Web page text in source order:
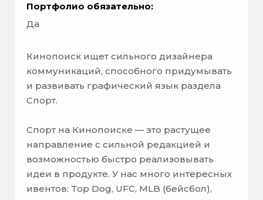
Портфолио обязательно:
Да
Кинопоиск ищет сильного дизайнера
коммуникаций, способного придумывать
и развивать графический язык раздела
Спорт.
Спорт на Кинопоиске — это растущее
направление с сильной редакцией и
возможностью быстро реализовывать
идеи в продукте. У нас много интересных
ивентов: Top Dog, UFC, MLB (бейсбол),